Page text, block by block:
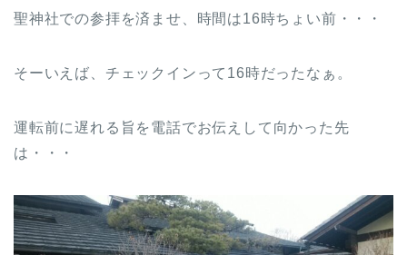
聖神社での参拝を済ませ、時間は16時ちょい前・・・
そーいえば、チェックインって16時だったなぁ。
運転前に遅れる旨を電話でお伝えして向かった先
は・・・